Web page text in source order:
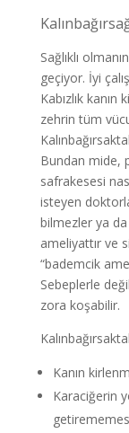
Sağlıklı
geçiyor. İyi
Kabızlık
zehrin tüm
Bundan mide,
safrakesesi
isteyen
bilmezler ya
ameliyattır ve
“bademcik
Sebeplerle
zora koşabilir.
Kanın
Karaciğerin